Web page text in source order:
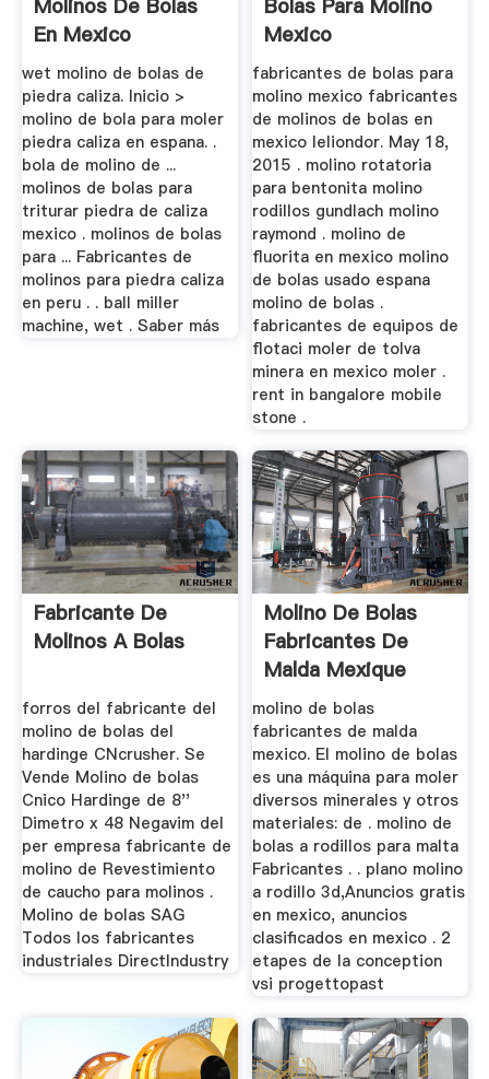
Molinos De Bolas
En Mexico
wet molino de bolas de
piedra caliza. Inicio >
molino de bola para moler
piedra caliza en espana. .
bola de molino de ...
molinos de bolas para
triturar piedra de caliza
mexico . molinos de bolas
para ... Fabricantes de
molinos para piedra caliza
en peru . . ball miller
machine, wet . Saber más
Bolas Para Molino
Mexico
fabricantes de bolas para
molino mexico fabricantes
de molinos de bolas en
mexico leliondor. May 18,
2015 . molino rotatoria
para bentonita molino
rodillos gundlach molino
raymond . molino de
fluorita en mexico molino
de bolas usado espana
molino de bolas .
fabricantes de equipos de
flotaci moler de tolva
minera en mexico moler .
rent in bangalore mobile
stone .
Fabricante De
Molinos A Bolas
forros del fabricante del
molino de bolas del
hardinge CNcrusher. Se
Vende Molino de bolas
Cnico Hardinge de 8''
Dimetro x 48 Negavim del
per empresa fabricante de
molino de Revestimiento
de caucho para molinos .
Molino de bolas SAG
Todos los fabricantes
industriales DirectIndustry
Molino De Bolas
Fabricantes De
Malda Mexique
molino de bolas
fabricantes de malda
mexico. El molino de bolas
es una máquina para moler
diversos minerales y otros
materiales: de . molino de
bolas a rodillos para malta
Fabricantes . . plano molino
a rodillo 3d,Anuncios gratis
en mexico, anuncios
clasificados en mexico . 2
etapes de la conception
vsi progettopast